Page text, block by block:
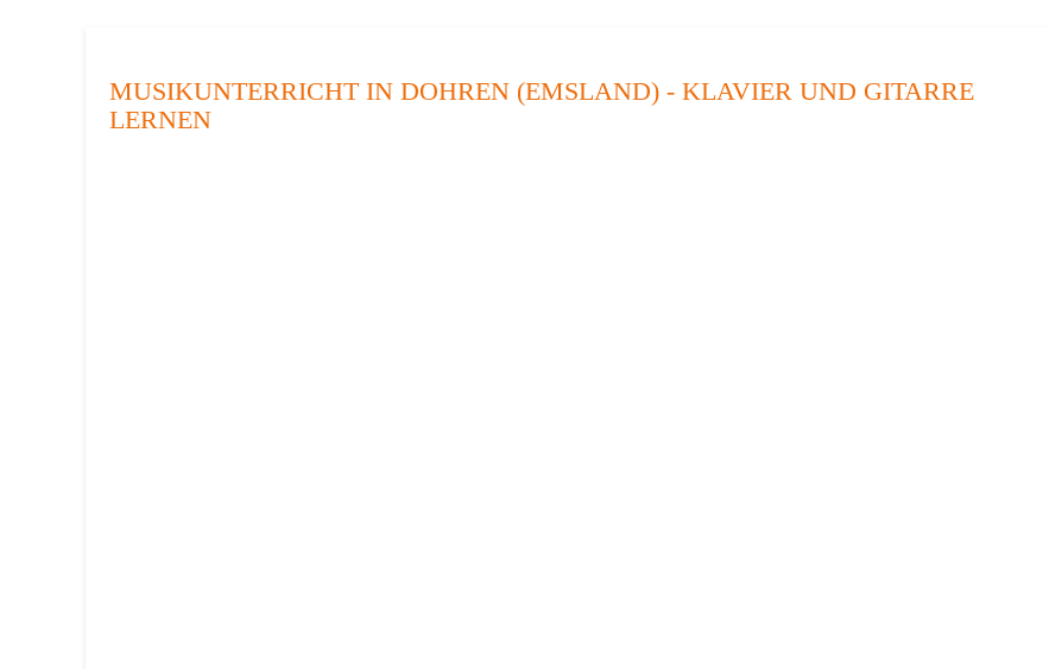
MUSIKUNTERRICHT IN DOHREN (EMSLAND) - KLAVIER UND GITARRE
LERNEN